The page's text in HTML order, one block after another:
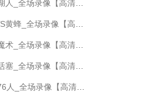
全场录像【高清回放】
全场录像【高清回放】
全场录像【高清回放】
全场录像【高清回放】
全场录像【高清回放】